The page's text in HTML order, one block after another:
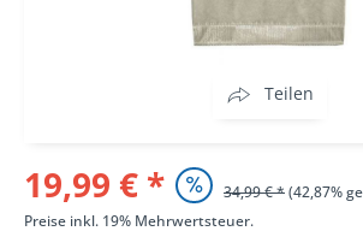
Teilen
19,99 € * 34,99 € *(42,87%
Preise inkl. 19% Mehrwertsteuer.